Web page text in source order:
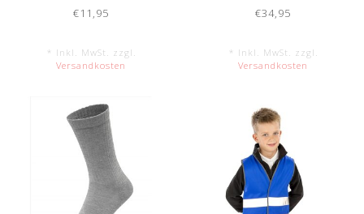
€11,95
* Inkl. MwSt. zzgl.
Versandkosten
PACK ORIGINAL T
€34,95
* Inkl. MwSt. zzgl.
Versandkosten